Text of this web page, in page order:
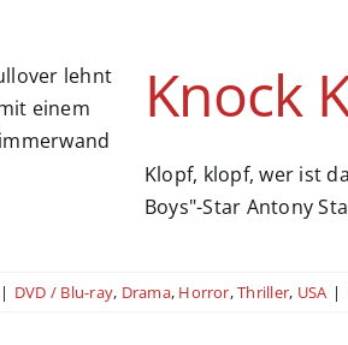
Knock
Klopf, klopf, wer ist
Boys"-Star Antony
| DVD / Blu-ray, Drama, Horror,Thriller, USA |